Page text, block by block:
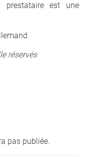
prestataire est une
réservés
pas publiée.